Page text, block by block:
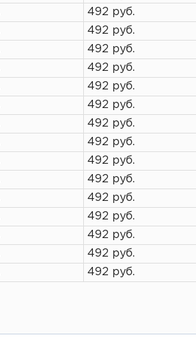
492 руб.
492 руб.
492 руб.
492 руб.
492 руб.
492 руб.
492 руб.
492 руб.
492 руб.
492 руб.
492 руб.
492 руб.
492 руб.
492 руб.
492 руб.